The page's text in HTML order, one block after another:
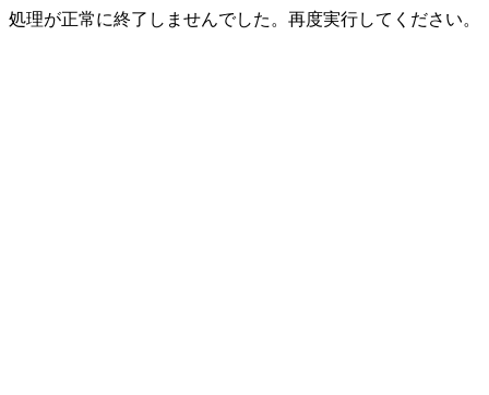
処理が正常に終了しませんでした。再度実行してください。